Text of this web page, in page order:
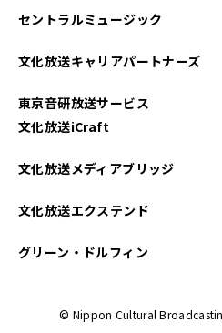
2024年11月
2024年10月
2024年09月
セントラルミュージック
文化放送キャリアパートナーズ
東京音研放送サービス
文化放送iCraft
文化放送メディアブリッジ
文化放送エクステンド
グリーン・ドルフィン
© Nippon Cultural